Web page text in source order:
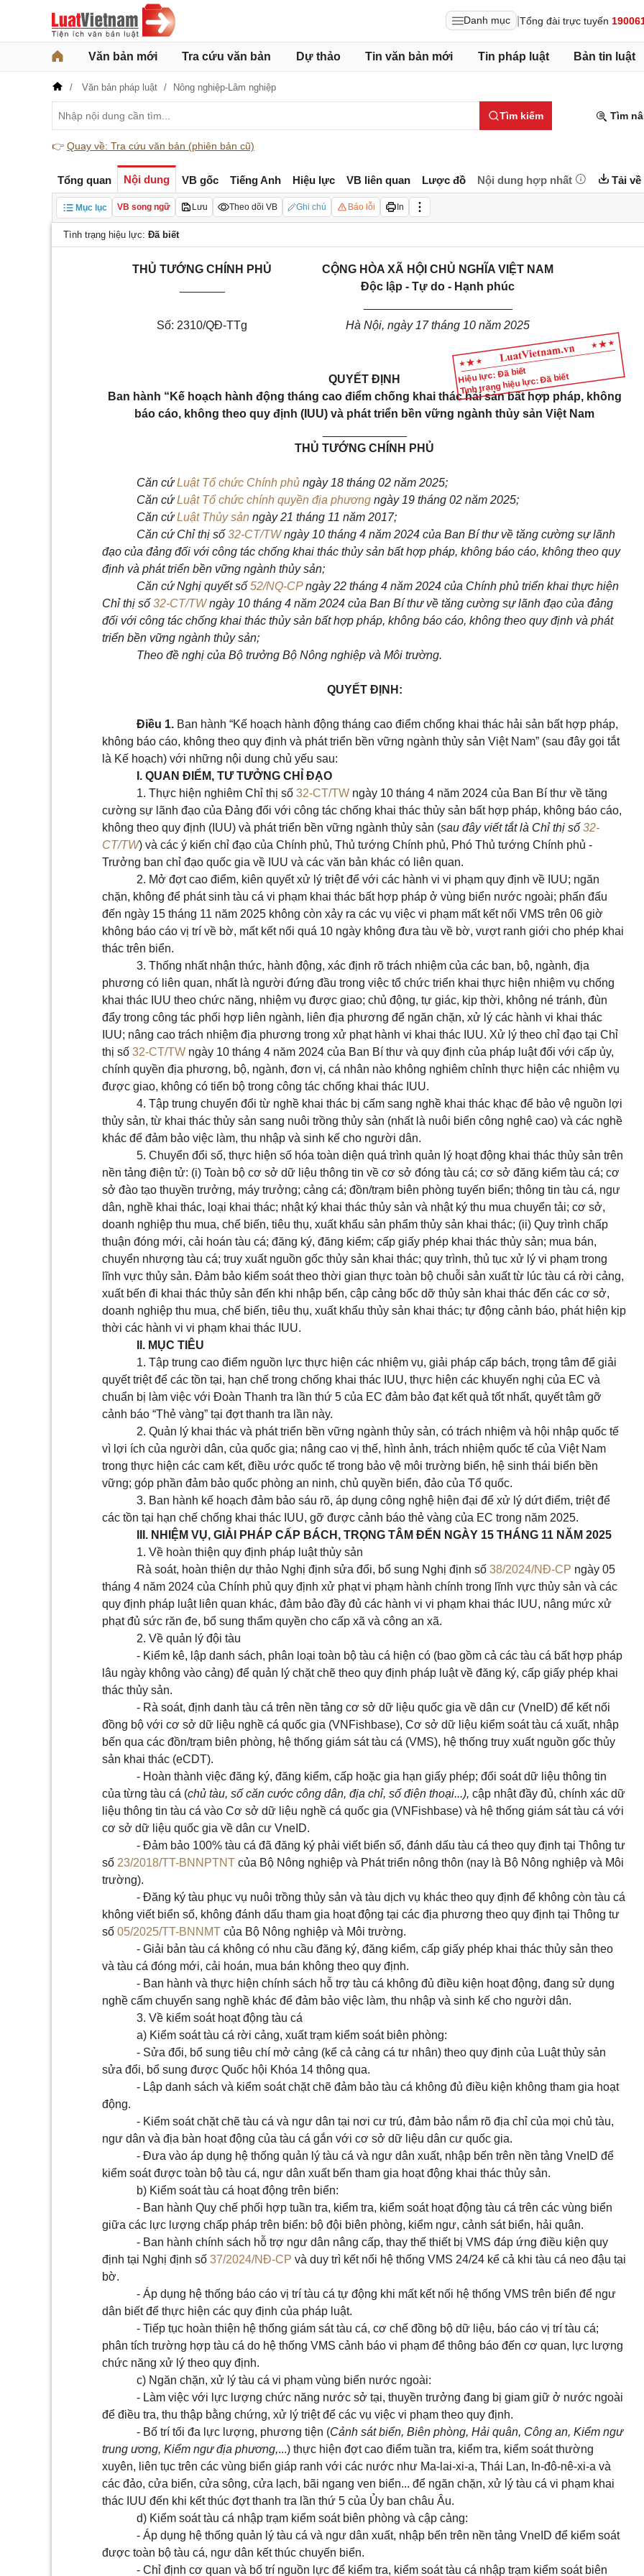
Danh mục Tổng đài trực tuyến
Văn bản mới Tra cứu văn bản Dự thảo Tin văn bản mới Tin pháp luật Bản tin luật
Văn bản pháp luật Nông nghiệp-Lâm nghiệp
Tìm kiếm Tìm
👉 Quay về: Tra cứu văn bản (phiên bản cũ)
Tổng quan Nội dung VB gốc Tiếng Anh Hiệu lực VB liên quan Lược đồ Nội dung hợp nhất Tải về
Mục lục VB song ngữ Lưu Theo dõi VB Ghi chú Báo lỗi In
Tình trạng hiệu lực: Đã biết
Hiệu lực: Đã biết
Tình trạng hiệu lực: Đã biết
THỦ TƯỚNG CHÍNH PHỦ
CỘNG HÒA XÃ HỘI CHỦ NGHĨA VIỆT NAM
Độc lập - Tự do - Hạnh phúc
Số: 2310/QĐ-TTg
Hà Nội, ngày 17 tháng 10 năm 2025
QUYẾT ĐỊNH
Ban hành “Kế hoạch hành động tháng cao điểm chống khai thác hải sản bất hợp pháp, không
báo cáo, không theo quy định (IUU) và phát triển bền vững ngành thủy sản Việt Nam
THỦ TƯỚNG CHÍNH PHỦ
Căn cứLuật Tổ chức Chính phủ ngày 18 tháng 02 năm 2025;
Căn cứLuật Tổ chức chính quyền địa phương ngày 19 tháng 02 năm 2025;
Căn cứLuật Thủy sản ngày 21 tháng 11 năm 2017;
Căn cứ Chỉ thị số 32-CT/TWngày 10 tháng 4 năm 2024 của Ban Bí thư về tăng cường sự lãnh
đạo của đảng đối với công tác chống khai thác thủy sản bất hợp pháp, không báo cáo, không theo quy
định và phát triển bền vững ngành thủy sản;
Căn cứ Nghị quyết số 52/NQ-CPngày 22 tháng 4 năm 2024 của Chính phủ triển khai thực hiện
Chỉ thị số 32-CT/TWngày 10 tháng 4 năm 2024 của Ban Bí thư về tăng cường sự lãnh đạo của đảng
đối với công tác chống khai thác thủy sản bất hợp pháp, không báo cáo, không theo quy định và phát
triển bền vững ngành thủy sản;
Theo đề nghị của Bộ trưởng Bộ Nông nghiệp và Môi trường.
QUYẾT ĐỊNH:
Điều 1. Ban hành “Kế hoạch hành động tháng cao điểm chống khai thác hải sản bất hợp pháp,
không báo cáo, không theo quy định và phát triển bền vững ngành thủy sản Việt Nam” (sau đây gọi tắt
là Kế hoạch) với những nội dung chủ yếu sau:
I. QUAN ĐIỂM, TƯ TƯỞNG CHỈ ĐẠO
1. Thực hiện nghiêm Chỉ thị số 32-CT/TW ngày 10 tháng 4 năm 2024 của Ban Bí thư về tăng
cường sự lãnh đạo của Đảng đối với công tác chống khai thác thủy sản bất hợp pháp, không báo cáo,
không theo quy định (IUU) và phát triển bền vững ngành thủy sản (sau đây viết tắt là Chỉ thị số 32-
CT/TW) và các ý kiến chỉ đạo của Chính phủ, Thủ tướng Chính phủ, Phó Thủ tướng Chính phủ -
Trưởng ban chỉ đạo quốc gia về IUU và các văn bản khác có liên quan.
2. Mở đợt cao điểm, kiên quyết xử lý triệt để với các hành vi vi phạm quy định về IUU; ngăn
chặn, không để phát sinh tàu cá vi phạm khai thác bất hợp pháp ở vùng biển nước ngoài; phấn đấu
đến ngày 15 tháng 11 năm 2025 không còn xảy ra các vụ việc vi phạm mất kết nối VMS trên 06 giờ
không báo cáo vị trí về bờ, mất kết nối quá 10 ngày không đưa tàu về bờ, vượt ranh giới cho phép khai
thác trên biển.
3. Thống nhất nhận thức, hành động, xác định rõ trách nhiệm của các ban, bộ, ngành, địa
phương có liên quan, nhất là người đứng đầu trong việc tổ chức triển khai thực hiện nhiệm vụ chống
khai thác IUU theo chức năng, nhiệm vụ được giao; chủ động, tự giác, kịp thời, không né tránh, đùn
đẩy trong công tác phối hợp liên ngành, liên địa phương để ngăn chặn, xử lý các hành vi khai thác
IUU; nâng cao trách nhiệm địa phương trong xử phạt hành vi khai thác IUU. Xử lý theo chỉ đạo tại Chỉ
thị số 32-CT/TW ngày 10 tháng 4 năm 2024 của Ban Bí thư và quy định của pháp luật đối với cấp ủy,
chính quyền địa phương, bộ, ngành, đơn vị, cá nhân nào không nghiêm chỉnh thực hiện các nhiệm vụ
được giao, không có tiến bộ trong công tác chống khai thác IUU.
4. Tập trung chuyển đổi từ nghề khai thác bị cấm sang nghề khai thác khạc để bảo vệ nguồn lợi
thủy sản, từ khai thác thủy sản sang nuôi trồng thủy sản (nhất là nuôi biển công nghệ cao) và các nghề
khác để đảm bảo việc làm, thu nhập và sinh kế cho người dân.
5. Chuyển đổi số, thực hiện số hóa toàn diện quá trình quản lý hoạt động khai thác thủy sản trên
nền tảng điện tử: (i) Toàn bộ cơ sở dữ liệu thông tin về cơ sở đóng tàu cá; cơ sở đăng kiểm tàu cá; cơ
sở đào tạo thuyền trưởng, máy trưởng; cảng cá; đồn/trạm biên phòng tuyến biển; thông tin tàu cá, ngư
dân, nghề khai thác, loại khai thác; nhật ký khai thác thủy sản và nhật ký thu mua chuyển tải; cơ sở,
doanh nghiệp thu mua, chế biến, tiêu thụ, xuất khẩu sản phẩm thủy sản khai thác; (ii) Quy trình chấp
thuận đóng mới, cải hoán tàu cá; đăng ký, đăng kiểm; cấp giấy phép khai thác thủy sản; mua bán,
chuyển nhượng tàu cá; truy xuất nguồn gốc thủy sản khai thác; quy trình, thủ tục xử lý vi phạm trong
lĩnh vực thủy sản. Đảm bảo kiểm soát theo thời gian thực toàn bộ chuỗi sản xuất từ lúc tàu cá rời cảng,
xuất bến đi khai thác thủy sản đến khi nhập bến, cập cảng bốc dỡ thủy sản khai thác đến các cơ sở,
doanh nghiệp thu mua, chế biến, tiêu thụ, xuất khẩu thủy sản khai thác; tự động cảnh báo, phát hiện kịp
thời các hành vi vi phạm khai thác IUU.
II. MỤC TIÊU
1. Tập trung cao điểm nguồn lực thực hiện các nhiệm vụ, giải pháp cấp bách, trọng tâm để giải
quyết triệt để các tồn tại, hạn chế trong chống khai thác IUU, thực hiện các khuyến nghị của EC và
chuẩn bị làm việc với Đoàn Thanh tra lần thứ 5 của EC đảm bảo đạt kết quả tốt nhất, quyết tâm gỡ
cảnh báo “Thẻ vàng” tại đợt thanh tra lần này.
2. Quản lý khai thác và phát triển bền vững ngành thủy sản, có trách nhiệm và hội nhập quốc tế
vì lợi ích của người dân, của quốc gia; nâng cao vị thế, hình ảnh, trách nhiệm quốc tế của Việt Nam
trong thực hiện các cam kết, điều ước quốc tế trong bảo vệ môi trường biển, hệ sinh thái biển bền
vững; góp phần đảm bảo quốc phòng an ninh, chủ quyền biển, đảo của Tổ quốc.
3. Ban hành kế hoạch đảm bảo sáu rõ, áp dụng công nghệ hiện đại để xử lý dứt điểm, triệt để
các tồn tại hạn chế chống khai thác IUU, gỡ được cảnh báo thẻ vàng của EC trong năm 2025.
III. NHIỆM VỤ, GIẢI PHÁP CẤP BÁCH, TRỌNG TÂM ĐẾN NGÀY 15 THÁNG 11 NĂM 2025
1. Về hoàn thiện quy định pháp luật thủy sản
Rà soát, hoàn thiện dự thảo Nghị định sửa đổi, bổ sung Nghị định số 38/2024/NĐ-CP ngày 05
tháng 4 năm 2024 của Chính phủ quy định xử phạt vi phạm hành chính trong lĩnh vực thủy sản và các
quy định pháp luật liên quan khác, đảm bảo đầy đủ các hành vi vi phạm khai thác IUU, nâng mức xử
phạt đủ sức răn đe, bổ sung thẩm quyền cho cấp xã và công an xã.
2. Về quản lý đội tàu
- Kiểm kê, lập danh sách, phân loại toàn bộ tàu cá hiện có (bao gồm cả các tàu cá bất hợp pháp
lâu ngày không vào cảng) để quản lý chặt chẽ theo quy định pháp luật về đăng ký, cấp giấy phép khai
thác thủy sản.
- Rà soát, định danh tàu cá trên nền tảng cơ sở dữ liệu quốc gia về dân cư (VneID) để kết nối
đồng bộ với cơ sở dữ liệu nghề cá quốc gia (VNFishbase), Cơ sở dữ liệu kiểm soát tàu cá xuất, nhập
bến qua các đồn/trạm biên phòng, hệ thống giám sát tàu cá (VMS), hệ thống truy xuất nguồn gốc thủy
sản khai thác (eCDT).
- Hoàn thành việc đăng ký, đăng kiểm, cấp hoặc gia hạn giấy phép; đối soát dữ liệu thông tin
của từng tàu cá (chủ tàu, số căn cước công dân, địa chỉ, số điện thoại...), cập nhật đầy đủ, chính xác dữ
liệu thông tin tàu cá vào Cơ sở dữ liệu nghề cá quốc gia (VNFishbase) và hệ thống giám sát tàu cá với
cơ sở dữ liệu quốc gia về dân cư VneID.
- Đảm bảo 100% tàu cá đã đăng ký phải viết biển số, đánh dấu tàu cá theo quy định tại Thông tư
số 23/2018/TT-BNNPTNT của Bộ Nông nghiệp và Phát triển nông thôn (nay là Bộ Nông nghiệp và Môi
trường).
- Đăng ký tàu phục vụ nuôi trồng thủy sản và tàu dịch vụ khác theo quy định để không còn tàu cá
không viết biển số, không đánh dấu tham gia hoạt động tại các địa phương theo quy định tại Thông tư
số 05/2025/TT-BNNMT của Bộ Nông nghiệp và Môi trường.
- Giải bản tàu cá không có nhu cầu đăng ký, đăng kiểm, cấp giấy phép khai thác thủy sản theo
và tàu cá đóng mới, cải hoán, mua bán không theo quy định.
- Ban hành và thực hiện chính sách hỗ trợ tàu cá không đủ điều kiện hoạt động, đang sử dụng
nghề cấm chuyển sang nghề khác để đảm bảo việc làm, thu nhập và sinh kế cho người dân.
3. Về kiểm soát hoạt động tàu cá
a) Kiểm soát tàu cá rời cảng, xuất trạm kiểm soát biên phòng:
- Sửa đổi, bổ sung tiêu chí mở cảng (kể cả cảng cá tư nhân) theo quy định của Luật thủy sản
sửa đổi, bổ sung được Quốc hội Khóa 14 thông qua.
- Lập danh sách và kiểm soát chặt chẽ đảm bảo tàu cá không đủ điều kiện không tham gia hoạt
động.
- Kiểm soát chặt chẽ tàu cá và ngư dân tại nơi cư trú, đảm bảo nắm rõ địa chỉ của mọi chủ tàu,
ngư dân và địa bàn hoạt động của tàu cá gắn với cơ sở dữ liệu dân cư quốc gia.
- Đưa vào áp dụng hệ thống quản lý tàu cá và ngư dân xuất, nhập bến trên nền tảng VneID để
kiểm soát được toàn bộ tàu cá, ngư dân xuất bến tham gia hoạt động khai thác thủy sản.
b) Kiểm soát tàu cá hoạt động trên biển:
- Ban hành Quy chế phối hợp tuần tra, kiểm tra, kiểm soát hoạt động tàu cá trên các vùng biển
giữa các lực lượng chấp pháp trên biển: bộ đội biên phòng, kiểm ngư, cảnh sát biển, hải quân.
- Ban hành chính sách hỗ trợ ngư dân nâng cấp, thay thế thiết bị VMS đáp ứng điều kiện quy
định tại Nghị định số 37/2024/NĐ-CP và duy trì kết nối hệ thống VMS 24/24 kể cả khi tàu cá neo đậu tại
bờ.
- Áp dụng hệ thống báo cáo vị trí tàu cá tự động khi mất kết nối hệ thống VMS trên biển để ngư
dân biết để thực hiện các quy định của pháp luật.
- Tiếp tục hoàn thiện hệ thống giám sát tàu cá, cơ chế đồng bộ dữ liệu, báo cáo vị trí tàu cá;
phân tích trường hợp tàu cá do hệ thống VMS cảnh báo vi phạm để thông báo đến cơ quan, lực lượng
chức năng xử lý theo quy định.
c) Ngăn chặn, xử lý tàu cá vi phạm vùng biển nước ngoài:
- Làm việc với lực lượng chức năng nước sở tại, thuyền trưởng đang bị giam giữ ở nước ngoài
để điều tra, thu thập bằng chứng, xử lý triệt để các vụ việc vi phạm theo quy định.
- Bố trí tối đa lực lượng, phương tiện (Cảnh sát biển, Biên phòng, Hải quân, Công an, Kiểm ngư
trung ương, Kiểm ngư địa phương,...) thực hiện đợt cao điểm tuần tra, kiểm tra, kiểm soát thường
xuyên, liên tục trên các vùng biển giáp ranh với các nước như Ma-lai-xi-a, Thái Lan, In-đô-nê-xi-a và
các đảo, cửa biển, cửa sông, cửa lạch, bãi ngang ven biển... để ngăn chặn, xử lý tàu cá vi phạm khai
thác IUU đến khi kết thúc đợt thanh tra lần thứ 5 của Ủy ban châu Âu.
d) Kiểm soát tàu cá nhập trạm kiểm soát biên phòng và cập cảng:
- Áp dụng hệ thống quản lý tàu cá và ngư dân xuất, nhập bến trên nền tảng VneID để kiểm soát
được toàn bộ tàu cá, ngư dân kết thúc chuyến biển.
- Chỉ định cơ quan và bố trí nguồn lực để kiểm tra, kiểm soát tàu cá nhập trạm kiểm soát biên